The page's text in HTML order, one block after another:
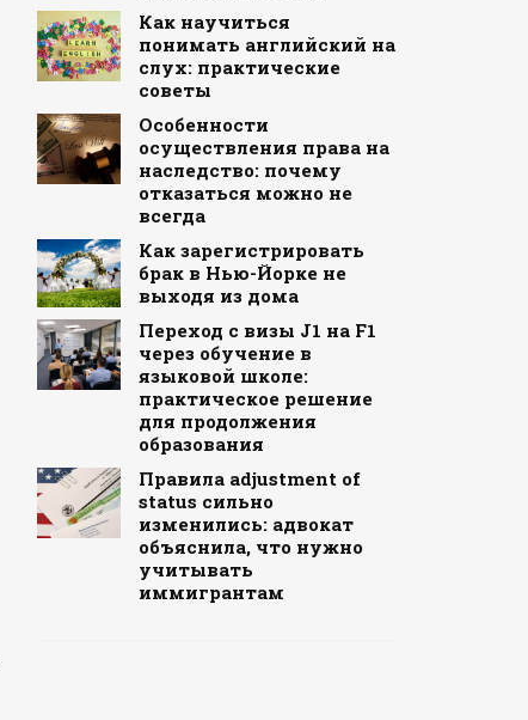
Как научиться
понимать английский на
слух: практические
советы
Особенности
осуществления права на
наследство: почему
отказаться можно не
всегда
Как зарегистрировать
брак в Нью-Йорке не
выходя из дома
Переход с визы J1 на F1
через обучение в
языковой школе:
практическое решение
для продолжения
образования
Правила adjustment of
status сильно
изменились: адвокат
объяснила, что нужно
учитывать
иммигрантам